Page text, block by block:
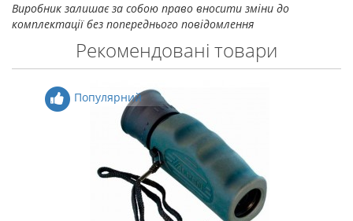
Виробник залишає за собою право вносити зміни до
комплектації без попереднього повідомлення
Рекомендовані товари
Популярний